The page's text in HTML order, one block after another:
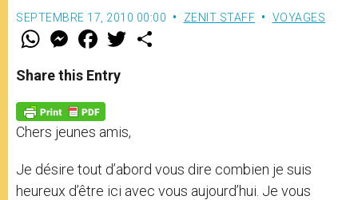
SEPTEMBRE 17, 2010 00:00 ZENIT STAFF VOYAGES
W
t
s
p
p
M
e
s
e
g
e
r
F
a
e
b
o
k
w
Share this Entry
Chers jeunes amis,
Je désire tout d’abord vous dire combien je suis
heureux d’être ici avec vous aujourd’hui. Je vous